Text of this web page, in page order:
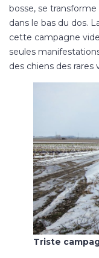
bosse, se
dans le bas du dos.
cette campagne
seules
des chiens des rares
Triste